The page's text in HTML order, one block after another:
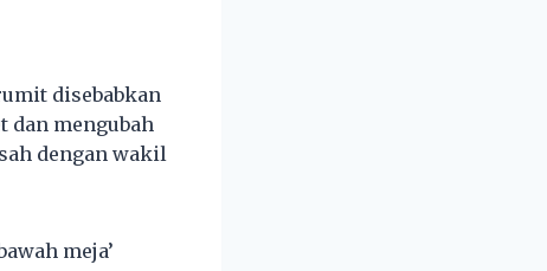
disebabkan
dan mengubah
dengan wakil
meja’